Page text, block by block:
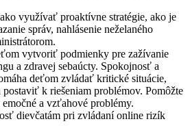
využívať proaktívne stratégie, ako je
správ, nahlásenie neželaného
vytvoriť podmienky pre zažívanie
a zdravej sebaúcty. Spokojnosť a
deťom zvládať kritické situácie,
k riešeniam problémov. Pomôžte
a vzťahové problémy.
dievčatám pri zvládaní online rizík